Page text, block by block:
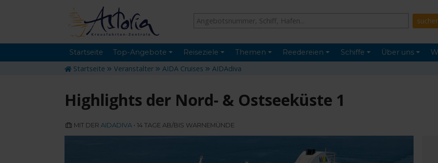
Startseite Top-Angebote Reiseziele Themen Reedereien Schiffe Über uns
Startseite Veranstalter AIDA Cruises AIDAdiva
Highlights der Nord- & Ostseeküste 1
MIT DER AIDADIVA • 14 TAGE AB/BIS WARNEMÜNDE